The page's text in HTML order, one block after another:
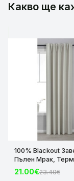
Какво ще
100% Blackout
Пълен Мрак,
Шумоизолираща с
цвят Крем,
21.00€23.40€